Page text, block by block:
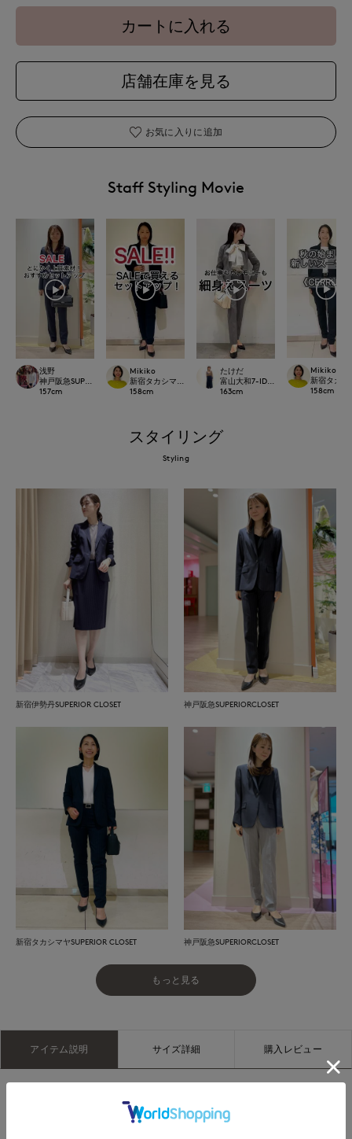
カートに入れる
店舗在庫を見る
お気に入りに追加
Staff Styling Movie
浅野
神戸阪急SUPERIORCLOSET
157cm
Mikiko
新宿タカシマヤSUPERIOR CLOSET
158cm
たけだ
富山大和7-IDconcept.
163cm
Mikiko
新宿タカシ
158cm
スタイリング
Styling
新宿伊勢丹SUPERIOR CLOSET 神戸阪急SUPERIORCLOSET
新宿タカシマヤSUPERIOR CLOSET 神戸阪急SUPERIORCLOSET
もっと見る
アイテム説明 サイズ詳細 購入レビュー
はほど良い深さかつ、膝下のテーパードが緩やかなため、履き